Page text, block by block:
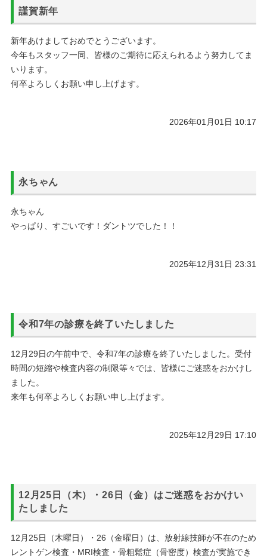
謹賀新年
新年あけましておめでとうございます。
今年もスタッフ一同、皆様のご期待に応えられるよう努力してま
いります。
何卒よろしくお願い申し上げます。
2026年01月01日 10:17
永ちゃん
永ちゃん
やっぱり、すごいです！ダントツでした！！
2025年12月31日 23:31
令和7年の診療を終了いたしました
12月29日の午前中で、令和7年の診療を終了いたしました。受付
時間の短縮や検査内容の制限等々では、皆様にご迷惑をおかけし
ました。
来年も何卒よろしくお願い申し上げます。
2025年12月29日 17:10
12月25日（木）・26日（金）はご迷惑をおかけい
たしました
12月25日（木曜日）・26（金曜日）は、放射線技師が不在のため
レントゲン検査・MRI検査・骨粗鬆症（骨密度）検査が実施でき